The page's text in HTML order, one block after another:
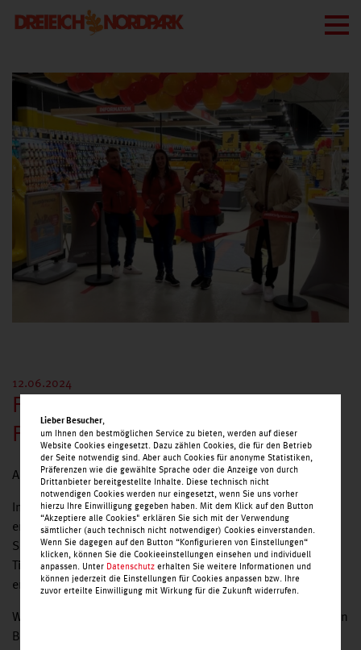
12.06.2024
Feierliche Eröffnung von "DAS
FUTTERHAUS"
An alle Tierbesitzer – es gibt Grund zur Freude!
Im Dreieich Nordpark hat nun endlich DAS FUTTERHAUS
eröffnet.
Sie können nun eine vielfältige Auswahl an hochwertigem
Tierfutter, Spielzeug und Zubehör für Ihre Lieblinge
entdecken.
Wir und das Team von DAS FUTTERHAUS freuen uns auf Ihren
Besuch.
Lieber Besucher,
um Ihnen den bestmöglichen Service zu bieten, werden auf dieser
Website Cookies eingesetzt. Dazu zählen Cookies, die für den Betrieb
der Seite notwendig sind. Aber auch Cookies für anonyme Statistiken,
Präferenzen wie die gewählte Sprache oder die Anzeige von durch
Drittanbieter bereitgestellte Inhalte. Diese technisch nicht
notwendigen Cookies werden nur eingesetzt, wenn Sie uns vorher
hierzu Ihre Einwilligung gegeben haben. Mit dem Klick auf den Button
“Akzeptiere alle Cookies" erklären Sie sich mit der Verwendung
sämtlicher (auch technisch nicht notwendiger) Cookies einverstanden.
Wenn Sie dagegen auf den Button “Konfigurieren von Einstellungen“
klicken, können Sie die Cookieeinstellungen einsehen und individuell
anpassen. Unter Datenschutz erhalten Sie weitere Informationen und
können jederzeit die Einstellungen für Cookies anpassen bzw. Ihre
zuvor erteilte Einwilligung mit Wirkung für die Zukunft widerrufen.